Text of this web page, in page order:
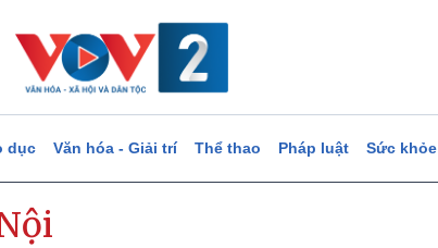
dục Văn hóa - Giải trí Thể thao Pháp luật Sức khỏe